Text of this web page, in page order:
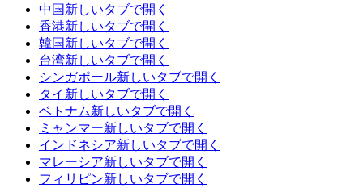
中国新しいタブで開く
香港新しいタブで開く
韓国新しいタブで開く
台湾新しいタブで開く
シンガポール新しいタブで開く
タイ 新しいタブで開く
ベトナム新しいタブで開く
ミャンマー新しいタブで開く
インドネシア新しいタブで開く
マレーシア新しいタブで開く
フィリピン新しいタブで開く